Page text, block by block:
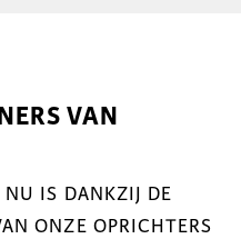
VAN
NU IS DANKZIJ DE
ONZE OPRICHTERS